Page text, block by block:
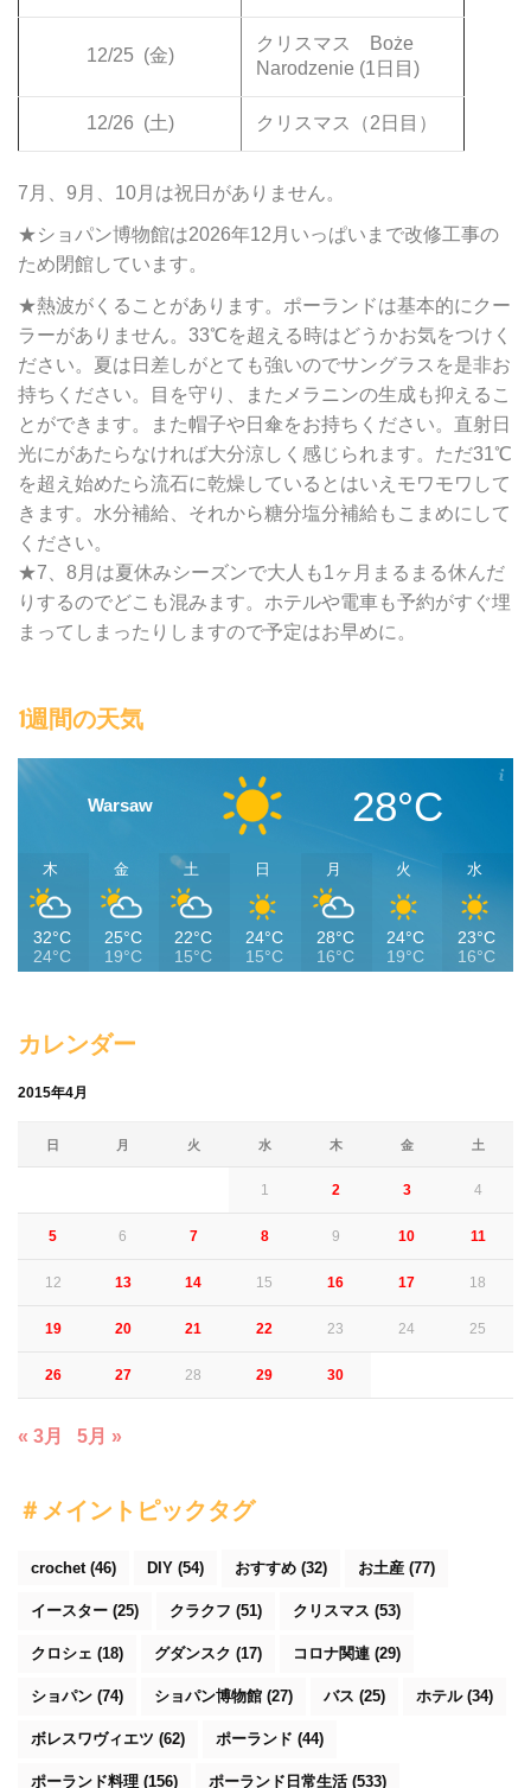
12/25 (金)
クリスマス Boże
Narodzenie (1日目)
12/26 (土) クリスマス（2日目）
7月、9月、10月は祝日がありません。
★ショパン博物館は2026年12月いっぱいまで改修工事の
ため閉館しています。
★熱波がくることがあります。ポーランドは基本的にクー
ラーがありません。33℃を超える時はどうかお気をつけく
ださい。夏は日差しがとても強いのでサングラスを是非お
持ちください。目を守り、またメラニンの生成も抑えるこ
とができます。また帽子や日傘をお持ちください。直射日
光にがあたらなければ大分涼しく感じられます。ただ31℃
を超え始めたら流石に乾燥しているとはいえモワモワして
きます。水分補給、それから糖分塩分補給もこまめにして
ください。
★7、8月は夏休みシーズンで大人も1ヶ月まるまる休んだ
りするのでどこも混みます。ホテルや電車も予約がすぐ埋
まってしまったりしますので予定はお早めに。
1週間の天気
Warsaw 28°C
木
32°C
24°C
金
25°C
19°C
土
22°C
15°C
日
24°C
15°C
月
28°C
16°C
火
24°C
19°C
水
23°C
16°C
カレンダー
2015年4月
日 月 火 水 木 金 土
1 2 3 4
5 6 7 8 9 10 11
12 13 14 15 16 17 18
19 20 21 22 23 24 25
26 27 28 29 30
« 3月 5月 »
＃メイントピックタグ
crochet (46) DIY (54) おすすめ (32) お土産 (77)
イースター (25) クラクフ (51) クリスマス (53)
クロシェ (18) グダンスク (17) コロナ関連 (29)
ショパン (74) ショパン博物館 (27) バス (25) ホテル(34)
ボレスワヴィエツ (62) ポーランド (44)
ポーランド料理 (156) ポーランド日常生活(533)